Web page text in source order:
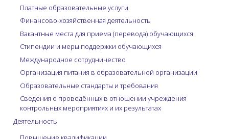
Платные образовательные услуги
Финансово-хозяйственная деятельность
Вакантные места для приема (перевода) обучающихся
Стипендии и меры поддержки обучающихся
Международное сотрудничество
Организация питания в образовательной организации
Образовательные стандарты и требования
Сведения о проведённых в отношении учреждения
контрольных мероприятиях и их результатах
Деятельность